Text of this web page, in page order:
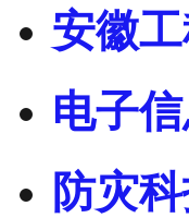
安徽
电子
防灾